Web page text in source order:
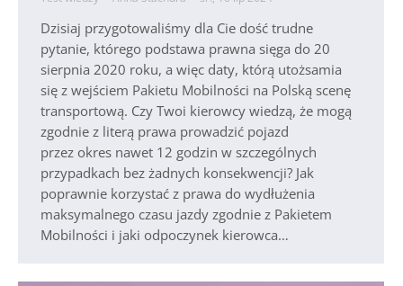
Dzisiaj przygotowaliśmy dla Cie dość trudne
pytanie, którego podstawa prawna sięga do 20
sierpnia 2020 roku, a więc daty, którą utożsamia
się z wejściem Pakietu Mobilności na Polską scenę
transportową. Czy Twoi kierowcy wiedzą, że mogą
zgodnie z literą prawa prowadzić pojazd
przez okres nawet 12 godzin w szczególnych
przypadkach bez żadnych konsekwencji? Jak
poprawnie korzystać z prawa do wydłużenia
maksymalnego czasu jazdy zgodnie z Pakietem
Mobilności i jaki odpoczynek kierowca…